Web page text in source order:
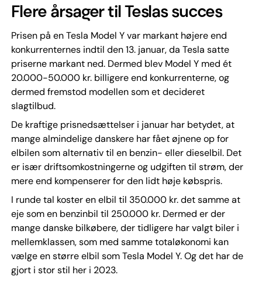
Flere årsager til Teslas succes
Prisen på en Tesla Model Y var markant højere end
konkurrenternes indtil den 13. januar, da Tesla satte
priserne markant ned. Dermed blev Model Y med ét
20.000-50.000 kr. billigere end konkurrenterne, og
dermed fremstod modellen som et decideret
slagtilbud.
De kraftige prisnedsættelser i januar har betydet, at
mange almindelige danskere har fået øjnene op for
elbilen som alternativ til en benzin- eller dieselbil. Det
er især driftsomkostningerne og udgiften til strøm, der
mere end kompenserer for den lidt høje købspris.
I runde tal koster en elbil til 350.000 kr. det samme at
eje som en benzinbil til 250.000 kr. Dermed er der
mange danske bilkøbere, der tidligere har valgt biler i
mellemklassen, som med samme totaløkonomi kan
vælge en større elbil som Tesla Model Y. Og det har de
gjort i stor stil her i 2023.